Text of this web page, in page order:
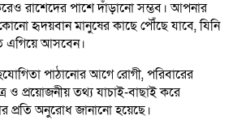
রাশেদের পাশে দাঁড়ানো সম্ভব। আপনার
হৃদয়বান মানুষের কাছে পৌঁছে যাবে, যিনি
এগিয়ে আসবেন।
পাঠানোর আগে রোগী, পরিবারের
ও প্রয়োজনীয় তথ্য যাচাই-বাছাই করে
প্রতি অনুরোধ জানানো হয়েছে।